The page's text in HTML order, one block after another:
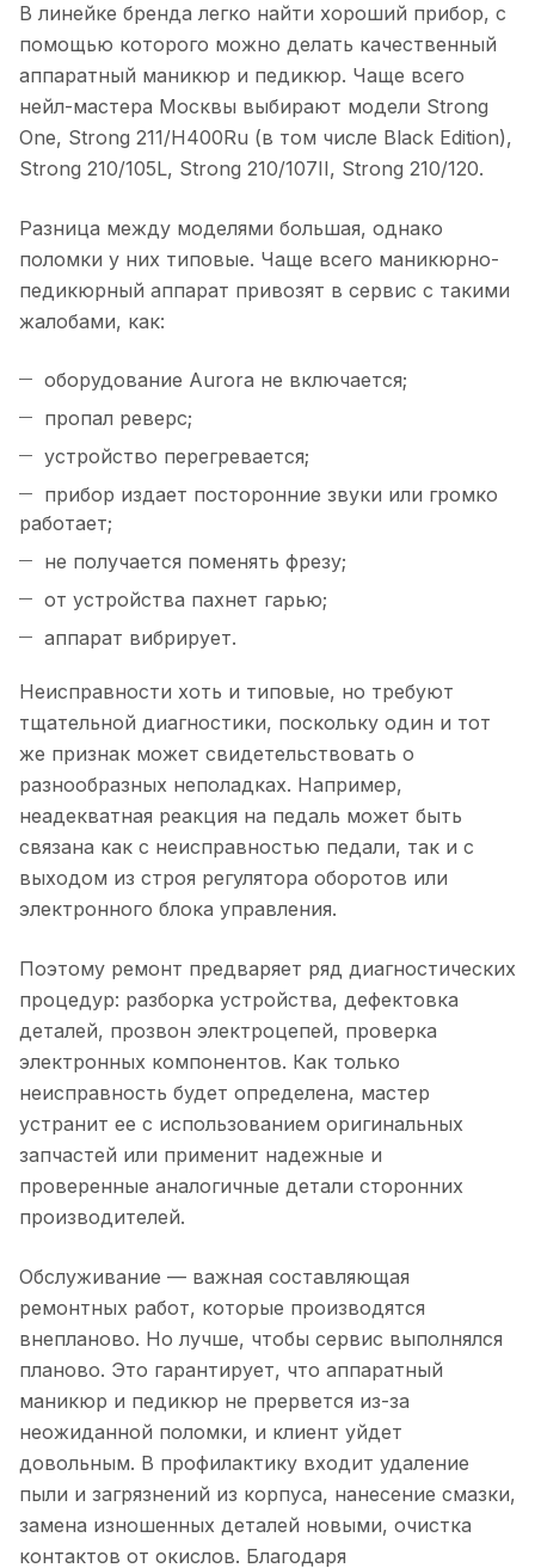
В линейке бренда легко найти хороший прибор, с
помощью которого можно делать качественный
аппаратный маникюр и педикюр. Чаще всего
нейл-мастера Москвы выбирают модели Strong
One, Strong 211/H400Ru (в том числе Black Edition),
Strong 210/105L, Strong 210/107II, Strong 210/120.
Разница между моделями большая, однако
поломки у них типовые. Чаще всего маникюрно-
педикюрный аппарат привозят в сервис с такими
жалобами, как:
оборудование Aurora не включается;
пропал реверс;
устройство перегревается;
прибор издает посторонние звуки или громко
работает;
не получается поменять фрезу;
от устройства пахнет гарью;
аппарат вибрирует.
Неисправности хоть и типовые, но требуют
тщательной диагностики, поскольку один и тот
же признак может свидетельствовать о
разнообразных неполадках. Например,
неадекватная реакция на педаль может быть
связана как с неисправностью педали, так и с
выходом из строя регулятора оборотов или
электронного блока управления.
Поэтому ремонт предваряет ряд диагностических
процедур: разборка устройства, дефектовка
деталей, прозвон электроцепей, проверка
электронных компонентов. Как только
неисправность будет определена, мастер
устранит ее с использованием оригинальных
запчастей или применит надежные и
проверенные аналогичные детали сторонних
производителей.
Обслуживание — важная составляющая
ремонтных работ, которые производятся
внепланово. Но лучше, чтобы сервис выполнялся
планово. Это гарантирует, что аппаратный
маникюр и педикюр не прервется из-за
неожиданной поломки, и клиент уйдет
довольным. В профилактику входит удаление
пыли и загрязнений из корпуса, нанесение смазки,
замена изношенных деталей новыми, очистка
контактов от окислов. Благодаря